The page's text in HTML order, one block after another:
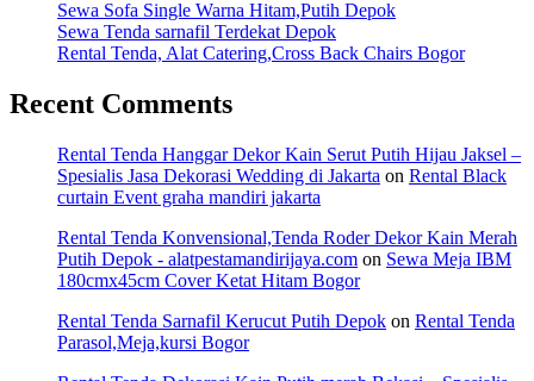
Sewa Sofa Single Warna Hitam,Putih Depok
Sewa Tenda sarnafil Terdekat Depok
Rental Tenda, Alat Catering,Cross Back Chairs Bogor
Recent Comments
Rental Tenda Hanggar Dekor Kain Serut Putih Hijau Jaksel –
Spesialis Jasa Dekorasi Wedding di Jakarta on Rental Black
curtain Event graha mandiri jakarta
Rental Tenda Konvensional,Tenda Roder Dekor Kain Merah
Putih Depok - alatpestamandirijaya.com on Sewa Meja IBM
180cmx45cm Cover Ketat Hitam Bogor
Rental Tenda Sarnafil Kerucut Putih Depok on Rental Tenda
Parasol,Meja,kursi Bogor